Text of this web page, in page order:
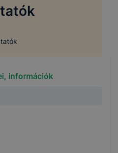
információk